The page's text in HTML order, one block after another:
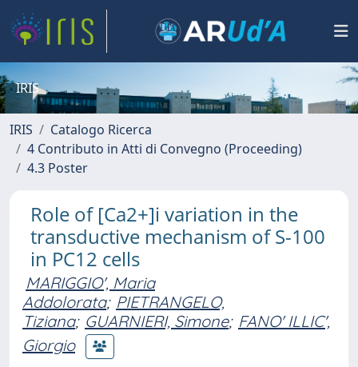
IRIS
IRIS
Catalogo Ricerca
4 Contributo in Atti di Convegno (Proceeding)
4.3 Poster
Role of [Ca2+]i variation in the
transductive mechanism of S-100
in PC12 cells
MARIGGIO', Maria
Addolorata; PIETRANGELO,
Tiziana; GUARNIERI, Simone; FANO' ILLIC',
Giorgio